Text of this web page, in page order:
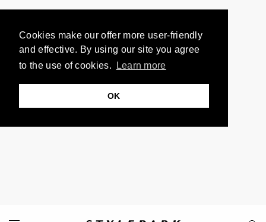
Cookies make our offer more user-friendly
and effective. By using our site you agree
to the use of cookies.
Learn more
OK